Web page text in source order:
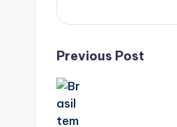
Post
navigation
Previous Post